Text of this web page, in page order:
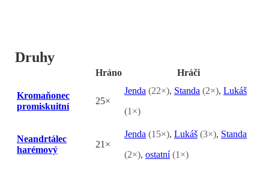
Druhy
Hráno Hráči
Kromaňonec
promiskuitní
25×
Jenda (22×), Standa (2×), Lukáš
(1×)
Neandrtálec
harémový
21×
Jenda (15×), Lukáš (3×), Standa
(2×), ostatní (1×)